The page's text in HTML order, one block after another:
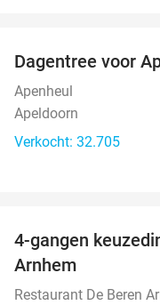
Dagentree voor
Apenheul
Apeldoorn
Verkocht: 32.705
4-gangen
Arnhem
Restaurant De Beren